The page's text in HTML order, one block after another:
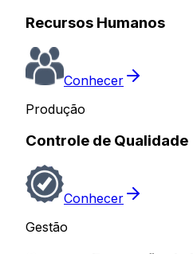
Recursos Humanos
Conhecer
Produção
Controle de Qualidade
Conhecer
Gestão